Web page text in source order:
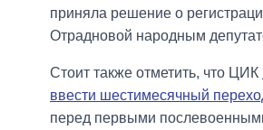
приняла решение о
Отрадновой народным
Стоит также отметить, что ЦИК
ввести шестимесячный
перед первыми